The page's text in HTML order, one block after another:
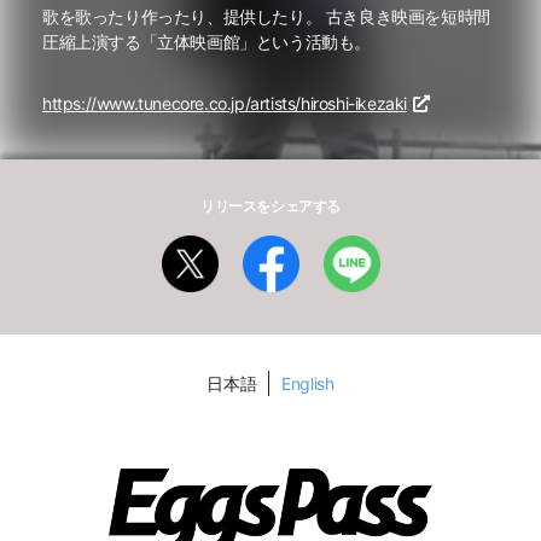
歌を歌ったり作ったり、提供したり。 古き良き映画を短時間
圧縮上演する「立体映画館」という活動も。
https://www.tunecore.co.jp/artists/hiroshi-ikezaki
リリースをシェアする
日本語 English